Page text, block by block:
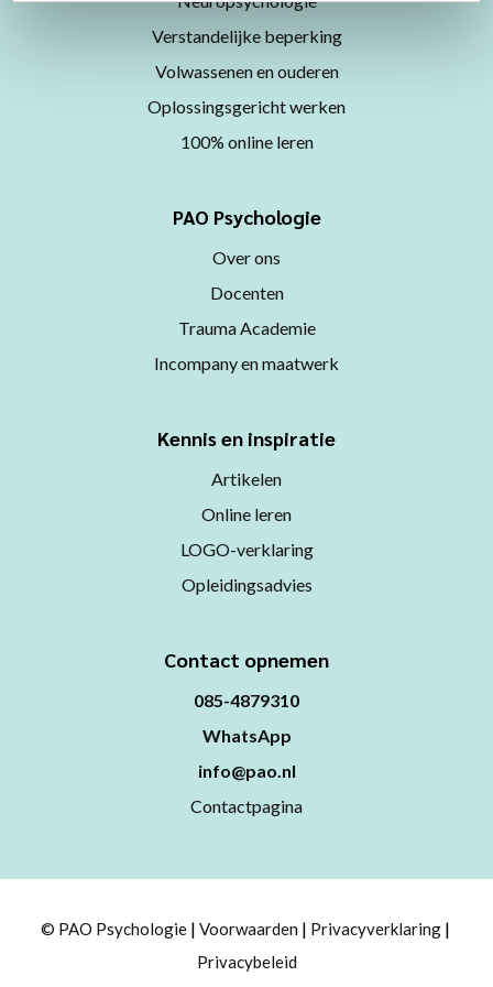
Verstandelijke beperking
Volwassenen en ouderen
Oplossingsgericht werken
100% online leren
PAO Psychologie
Over ons
Docenten
Trauma Academie
Incompany en maatwerk
Kennis en inspiratie
Artikelen
Online leren
LOGO-verklaring
Opleidingsadvies
Contact opnemen
085-4879310
WhatsApp
info@pao.nl
Contactpagina
© PAO Psychologie Voorwaarden
Privacyverklaring
Privacybeleid